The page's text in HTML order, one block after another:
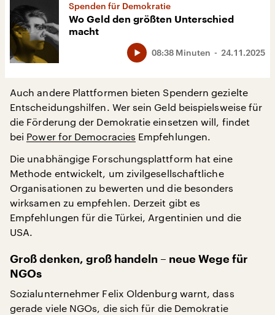
Spenden für Demokratie
Wo Geld den größten Unterschied
macht
24.11.2025
08:38 Minuten
Auch andere Plattformen bieten Spendern gezielte
Entscheidungshilfen. Wer sein Geld beispielsweise für
die Förderung der Demokratie einsetzen will, findet
bei Power for Democracies Empfehlungen.
Die unabhängige Forschungsplattform hat eine
Methode entwickelt, um zivilgesellschaftliche
Organisationen zu bewerten und die besonders
wirksamen zu empfehlen. Derzeit gibt es
Empfehlungen für die Türkei, Argentinien und die
USA.
Groß denken, groß handeln – neue Wege für
NGOs
Sozialunternehmer Felix Oldenburg warnt, dass
gerade viele NGOs, die sich für die Demokratie